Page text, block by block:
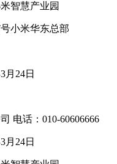
智慧产业园
小米华东总部
月24日
电话：010-60606666
月24日